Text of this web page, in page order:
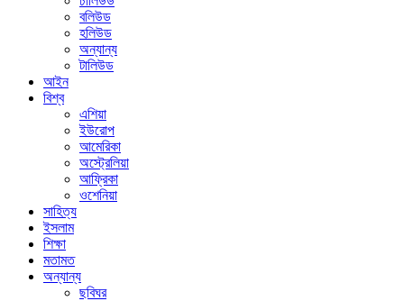
বলিউড
হলিউড
অন্যান্য
টালিউড
আইন
বিশ্ব
এশিয়া
ইউরোপ
আমেরিকা
অস্ট্রেলিয়া
আফ্রিকা
ওশেনিয়া
সাহিত্য
ইসলাম
শিক্ষা
মতামত
অন্যান্য
ছবিঘর